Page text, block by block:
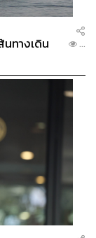
นทางเดิน
...